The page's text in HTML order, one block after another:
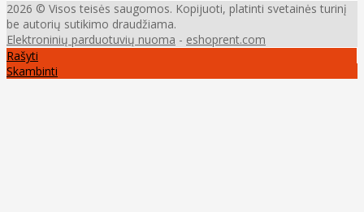
2026 © Visos teisės saugomos. Kopijuoti, platinti svetainės turinį
be autorių sutikimo draudžiama.
Elektroninių parduotuvių nuoma - eshoprent.com
Rašyti
Skambinti